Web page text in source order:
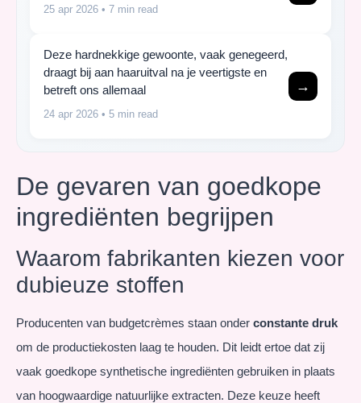
25 apr 2026 • 7 min read
Deze hardnekkige gewoonte, vaak genegeerd,
draagt bij aan haaruitval na je veertigste en
betreft ons allemaal
24 apr 2026 • 5 min read
→
De gevaren van goedkope
ingrediënten begrijpen
Waarom fabrikanten kiezen voor
dubieuze stoffen
Producenten van budgetcrèmes staan onder constante druk
om de productiekosten laag te houden. Dit leidt ertoe dat zij
vaak goedkope synthetische ingrediënten gebruiken in plaats
van hoogwaardige natuurlijke extracten. Deze keuze heeft